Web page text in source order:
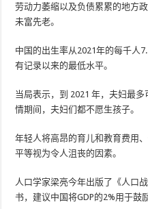
劳动力萎缩以及负债累累的地方
未富先老。
中国的出生率从2021年的每千人
有记录以来的最低水平。
当局表示，到 2021 年，夫妇最
情期间，夫妇们都不愿生孩子。
年轻人将高昂的育儿和教育费用
平等视为令人沮丧的因素。
人口学家梁亮今年出版了《人口
书，建议中国将GDP的2%用于鼓